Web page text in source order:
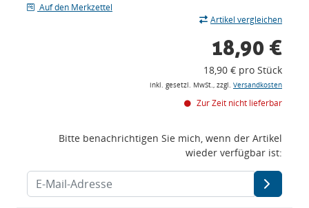
Auf den Merkzettel
Artikel vergleichen
18,90 €
18,90 € pro Stück
inkl. gesetzl. MwSt., zzgl. Versandkosten
Zur Zeit nicht lieferbar
Bitte benachrichtigen Sie mich, wenn der Artikel
wieder verfügbar ist: